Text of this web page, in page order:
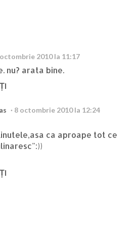
2010 la 11:17
nu? arata bine.
8 octombrie 2010 la 12:24
ca aproape tot ce